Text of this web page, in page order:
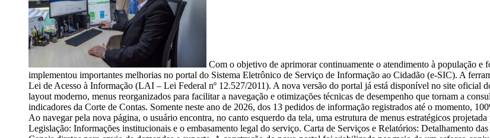
Com o objetivo de aprimorar continuamente o atendimento à população
implementou importantes melhorias no portal do Sistema Eletrônico de Serviço de Informação ao Cidadão (e-SIC). A
Lei de Acesso à Informação (LAI – Lei Federal nº 12.527/2011). A nova versão do portal já está disponível no site oficial
layout moderno, menus reorganizados para facilitar a navegação e otimizações técnicas de desempenho que tornam a
indicadores da Corte de Contas. Somente neste ano de 2026, dos 13 pedidos de informação registrados até o momento,
Ao navegar pela nova página, o usuário encontra, no canto esquerdo da tela, uma estrutura de menus estratégicos
Legislação: Informações institucionais e o embasamento legal do serviço. Carta de Serviços e Relatórios: Detalhamento